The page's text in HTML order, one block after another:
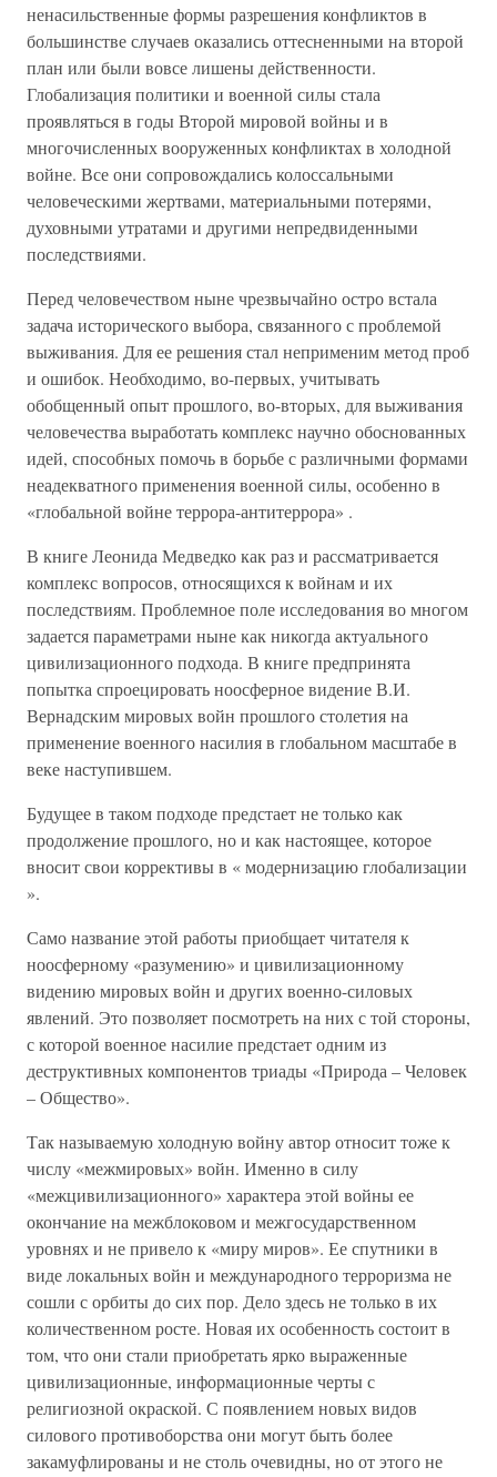
ненасильственные формы разрешения конфликтов в
большинстве случаев оказались оттесненными на второй
план или были вовсе лишены действенности.
Глобализация политики и военной силы стала
проявляться в годы Второй мировой войны и в
многочисленных вооруженных конфликтах в холодной
войне. Все они сопровождались колоссальными
человеческими жертвами, материальными потерями,
духовными утратами и другими непредвиденными
последствиями.
Перед человечеством ныне чрезвычайно остро встала
задача исторического выбора, связанного с проблемой
выживания. Для ее решения стал неприменим метод проб
и ошибок. Необходимо, во-первых, учитывать
обобщенный опыт прошлого, во-вторых, для выживания
человечества выработать комплекс научно обоснованных
идей, способных помочь в борьбе с различными формами
неадекватного применения военной силы, особенно в
«глобальной войне террора-антитеррора» .
В книге Леонида Медведко как раз и рассматривается
комплекс вопросов, относящихся к войнам и их
последствиям. Проблемное поле исследования во многом
задается параметрами ныне как никогда актуального
цивилизационного подхода. В книге предпринята
попытка спроецировать ноосферное видение В.И.
Вернадским мировых войн прошлого столетия на
применение военного насилия в глобальном масштабе в
веке наступившем.
Будущее в таком подходе предстает не только как
продолжение прошлого, но и как настоящее, которое
вносит свои коррективы в « модернизацию глобализации
».
Само название этой работы приобщает читателя к
ноосферному «разумению» и цивилизационному
видению мировых войн и других военно-силовых
явлений. Это позволяет посмотреть на них с той стороны,
с которой военное насилие предстает одним из
деструктивных компонентов триады «Природа – Человек
– Общество».
Так называемую холодную войну автор относит тоже к
числу «межмировых» войн. Именно в силу
«межцивилизационного» характера этой войны ее
окончание на межблоковом и межгосударственном
уровнях и не привело к «миру миров». Ее спутники в
виде локальных войн и международного терроризма не
сошли с орбиты до сих пор. Дело здесь не только в их
количественном росте. Новая их особенность состоит в
том, что они стали приобретать ярко выраженные
цивилизационные, информационные черты с
религиозной окраской. С появлением новых видов
силового противоборства они могут быть более
закамуфлированы и не столь очевидны, но от этого не